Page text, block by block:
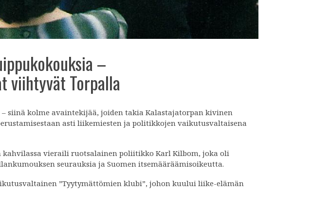
–
viihtyvät Torpalla
kolme avaintekijää, joiden takia Kalastajatorpan kivinen
asti liikemiesten ja politikkojen vaikutusvaltaisena
kahvilassa vieraili ruotsalainen poliitikko Karl Kilbom, joka oli
seurauksia ja Suomen itsemääräämisoikeutta.
”Tyytymättömien klubi”, johon kuului liike-elämän